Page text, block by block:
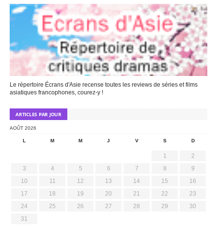
Le répertoire Écrans d'Asie recense toutes les reviews de séries et films
asiatiques francophones, courez-y !
ARTICLES PAR JOUR
AOÛT 2026
L M M J V S D
1
2
3
4 5 6 7 8
9
10
11 12 13 14 15
16
17
18 19 20 21 22
23
24
25 26 27 28 29
30
31